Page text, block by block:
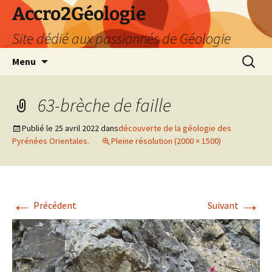
Accro2Géologie
Site dédié aux passionnés de Géologie
Menu
63-brèche de faille
Publié le 25 avril 2022dansdécouverte de la géologie des
Pyrénées Orientales.
Pleine résolution (2000 × 1500)
← Précédent Suivant →